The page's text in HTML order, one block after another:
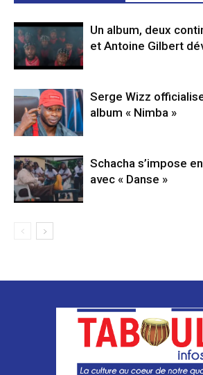
Un album, deux
et Antoine Gilbert
Serge Wizz
album « Nimba »
Schacha s’impose
avec « Danse »